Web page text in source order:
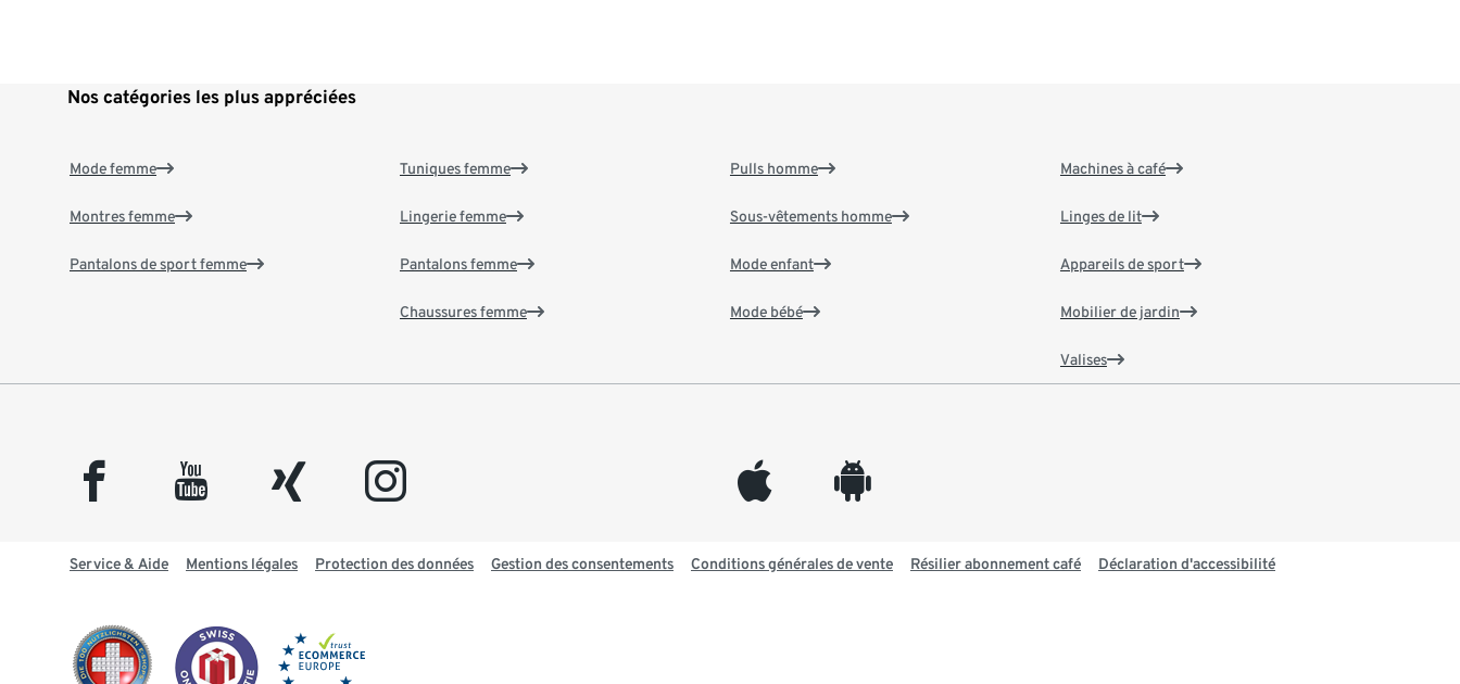
Nos catégories les plus appréciées
Mode femme
Montres femme
Pantalons de sport femme
Tuniques femme
Lingerie femme
Pantalons femme
Chaussures femme
Pulls homme
Sous-vêtements homme
Mode enfant
Mode bébé
Machines à café
Linges de lit
Appareils de sport
Mobilier de jardin
Valises
facebook youtube xing instagram appleinc android
Service & Aide Mentions légales Protection des données Gestion des consentements Conditions générales de vente Résilier abonnement café Déclaration d'accessibilité